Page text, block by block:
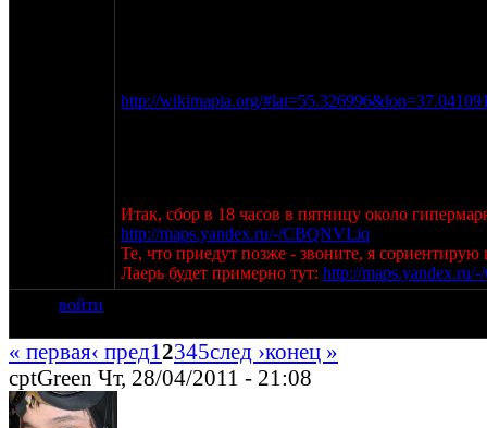
http://wikimapia.org/
Итак, сбор в 18 часов в пятницу около
http://maps.yandex.ru/-/CBQNVLiq
Те, что приедут позже - звоните, я сориентирую
Лаерь будет примерно тут: http://
войти
« первая‹ пред12345след ›конец »
cptGreen Чт, 28/04/2011 - 21:08